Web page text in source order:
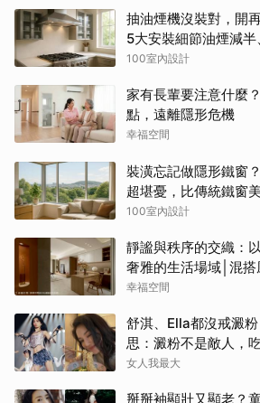
抽油煙機沒裝對，開
5大安裝細節油煙減
100室內設計
家有長輩要注意什麼
點，遠離隱形危機
幸福空間
裝潢忘記做隱形鐵窗
超堪憂，比傳統鐵窗
100室內設計
靜謐與秩序的交織：
奢雅的生活場域│混
幸福空間
舒淇、Ella都沒戒澱
思：澱粉不是敵人，
女人我最大
掰掰袖顯壯又顯老？